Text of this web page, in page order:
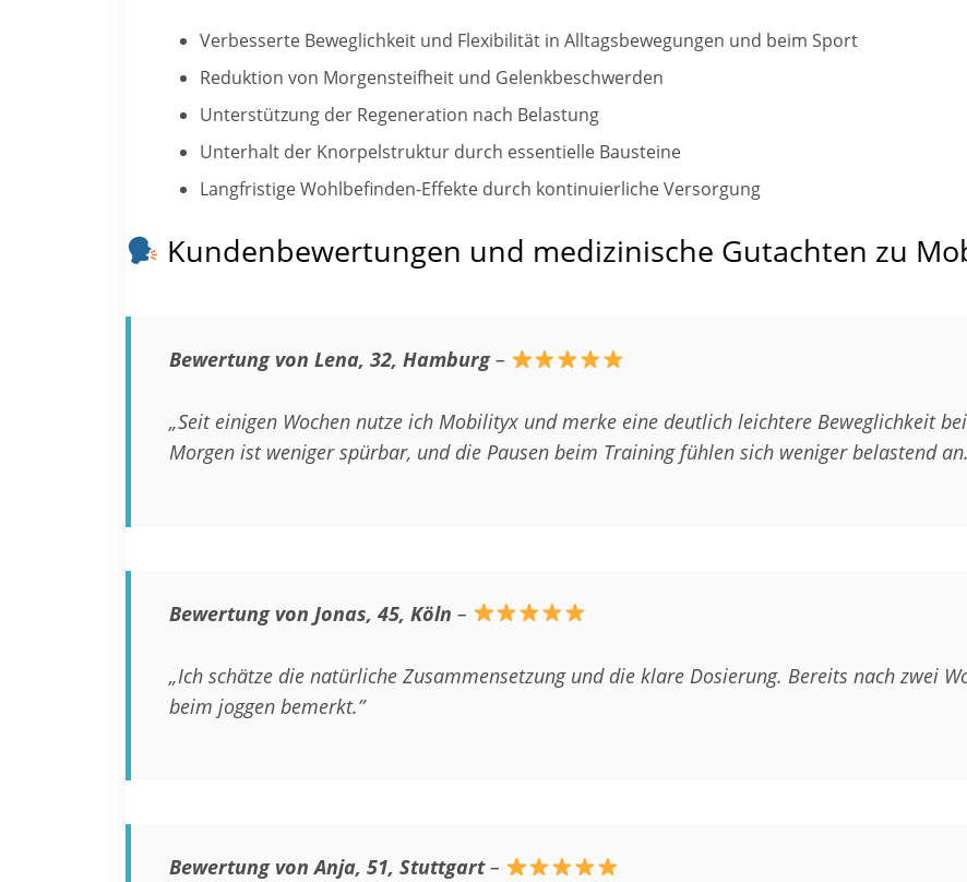
Verbesserte Beweglichkeit und Flexibilität in Alltagsbewegungen und beim Sport
Reduktion von Morgensteifheit und Gelenkbeschwerden
Unterstützung der Regeneration nach Belastung
Unterhalt der Knorpelstruktur durch essentielle Bausteine
Langfristige Wohlbefinden-Effekte durch kontinuierliche Versorgung
Kundenbewertungen und medizinische Gutachten zu
Bewertung von Lena, 32, Hamburg–
„Seit einigen Wochen nutze ich Mobilityx und merke eine deutlich leichtere Beweglichkeit
Morgen ist weniger spürbar, und die Pausen beim Training fühlen sich weniger belastend
Bewertung von Jonas, 45, Köln –
„Ich schätze die natürliche Zusammensetzung und die klare Dosierung. Bereits nach zwei
beim joggen bemerkt.”
Bewertung von Anja, 51, Stuttgart–